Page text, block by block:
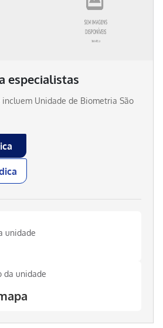
especialistas
incluem Unidade de Biometria São
unidade
da unidade